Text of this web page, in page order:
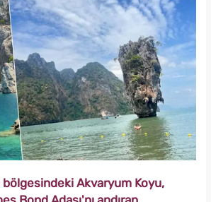
bölgesindeki Akvaryum Koyu,